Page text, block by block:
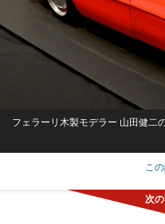
フェラーリ木製モデラー 山田健二
こ